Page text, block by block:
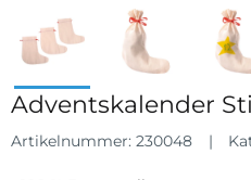
Adventskalender
Artikelnummer: 230048